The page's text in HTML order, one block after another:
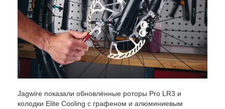
Jagwire показали обновлённые роторы Pro LR3 и
колодки Elite Cooling с графеном и алюминиевым